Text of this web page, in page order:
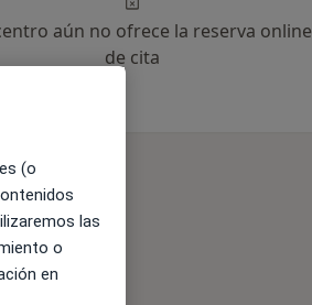
aún no ofrece la reserva online
de cita
(o
las
o
en